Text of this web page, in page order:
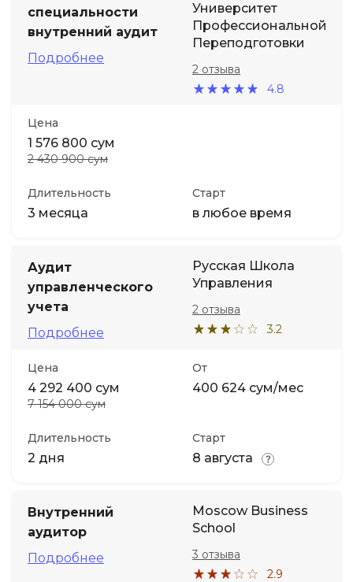
специальности
внутренний аудит
Подробнее
Университет
Профессиональной
Переподготовки
4.8
2 отзыва
Цена
1 576 800 сум
2 430 900 сум
Длительность
3 месяца
Старт
в любое время
Аудит
управленческого
учета
Подробнее
Русская Школа
Управления
3.2
2 отзыва
Цена
4 292 400 сум
7 154 000 сум
От
400 624 сум/мес
Длительность
2 дня
Старт
8 августа
Внутренний
аудитор
Подробнее
Moscow Business
School
2.9
3 отзыва